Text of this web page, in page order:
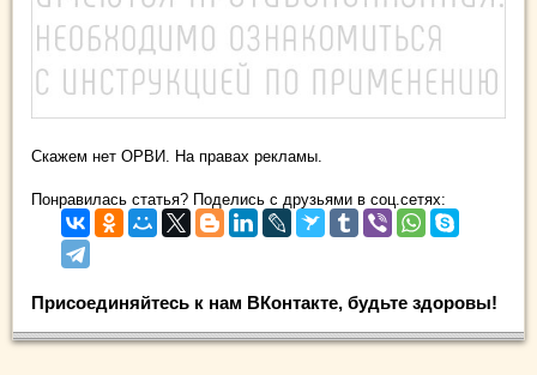
Скажем нет ОРВИ. На правах рекламы.
Понравилась статья? Поделись с друзьями в соц.сетях:
Присоединяйтесь к нам ВКонтакте, будьте здоровы!